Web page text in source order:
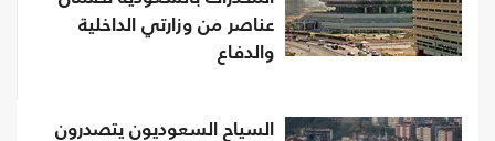
عناصر من وزارتي الداخلية
والدفاع
السياح السعوديون يتصدرون